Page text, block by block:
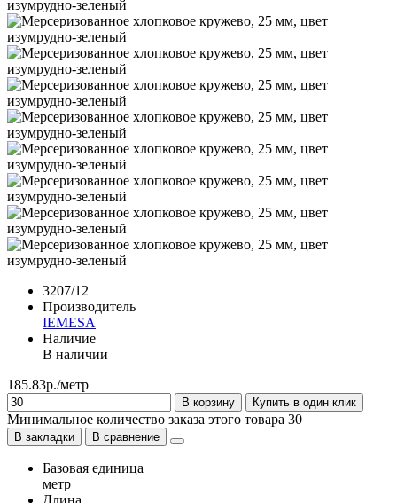
3207/12
Производитель
IEMESA
Наличие
В наличии
185.83р./метр
В корзину Купить в один клик
Минимальное количество заказа этого товара 30
В закладки В сравнение
Базовая единица
метр
Длина